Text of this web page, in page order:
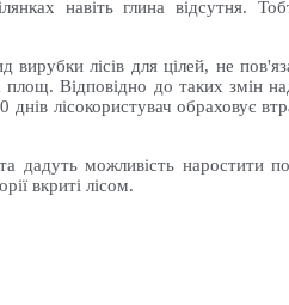
навіть глина відсутня.
лісів для цілей, не
Відповідно до таких змін
лісокористувач обраховує
дадуть можливість
вкриті лісом.